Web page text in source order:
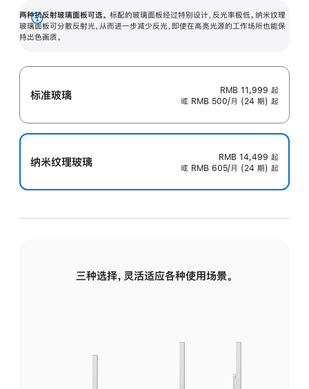
两种抗反射玻璃面板可选。 标配的玻璃面板经过特别设计，反光率极低。纳米纹理
玻璃面板可分散反射光，从而进一步减少反光，即使在高亮光源的工作场所也能保
持出色画质。
展
开
标准玻璃 RMB 11,999 起
或 RMB 500/月 (24 期) 起
纳米纹理玻璃 RMB 14,499 起
或 RMB 605/月 (24 期) 起
三种选择，灵活适应各种使用场景。